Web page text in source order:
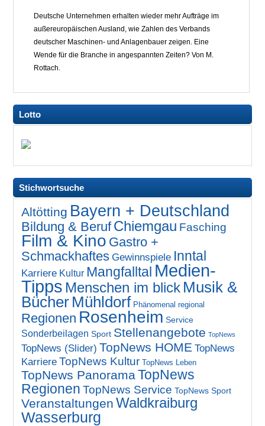
Deutsche Unternehmen erhalten wieder mehr Aufträge im
außereuropäischen Ausland, wie Zahlen des Verbands
deutscher Maschinen- und Anlagenbauer zeigen. Eine
Wende für die Branche in angespannten Zeiten? Von M.
Rottach.
Lotto
Stichwortsuche
Altötting Bayern + Deutschland
Bildung & Beruf Chiemgau Fasching
Film & Kino Gastro +
Schmackhaftes Gewinnspiele Inntal
Karriere Kultur Mangfalltal Medien-
Tipps Menschen im blick Musik &
Bücher Mühldorf Phänomenal regional
Regionen Rosenheim Service
Sonderbeilagen Sport Stellenangebote TopNews
TopNews (Slider) TopNews HOME TopNews
Karriere TopNews Kultur TopNews Leben
TopNews PanoramaTopNews
Regionen TopNews Service TopNews Sport
Veranstaltungen Waldkraiburg
Wasserburg